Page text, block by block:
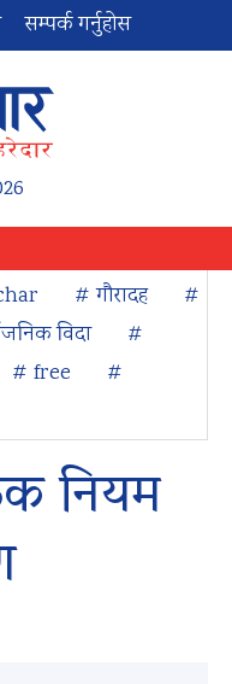
सम्पर्क गर्नुहोस
# गौरादह
#
विदा
#
# free
#
नियम